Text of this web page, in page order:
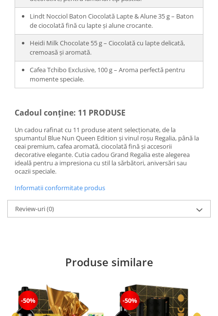
Lindt Nocciol Baton Ciocolată Lapte & Alune 35 g – Baton
de ciocolată fină cu lapte și alune crocante.
Heidi Milk Chocolate 55 g – Ciocolată cu lapte delicată,
cremoasă și aromată.
Cafea Tchibo Exclusive, 100 g – Aroma perfectă pentru
momente speciale.
Cadoul conține: 11 PRODUSE
Un cadou rafinat cu 11 produse atent selecționate, de la
spumantul Blue Nun Queen Edition și vinul roșu Regalia, până la
ceai premium, cafea aromată, ciocolată fină și accesorii
decorative elegante. Cutia cadou Grand Regalia este alegerea
ideală pentru a impresiona cu stil la sărbători, aniversări sau
ocazii speciale.
Informatii conformitate produs
Review-uri(0)
Produse similare
-50% -50%